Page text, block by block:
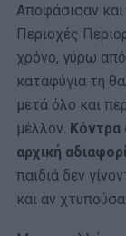
Αποφάσισαν και
Περιοχές
χρόνο, γύρω από
καταφύγια τη
μετά όλο και
μέλλον. Κόντρα
αρχική
παιδιά δεν
και αν